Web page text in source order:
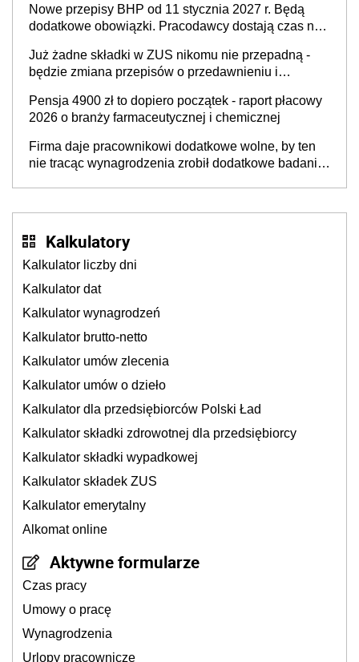
neuroatypowe. Powstanie Fundusz na rzecz
Inkluzywności w Zatrudnianiu?
Nowe przepisy BHP od 11 stycznia 2027 r. Będą
dodatkowe obowiązki. Pracodawcy dostają czas na
Już żadne składki w ZUS nikomu nie przepadną -
będzie zmiana przepisów o przedawnieniu i
Pensja 4900 zł to dopiero początek - raport płacowy
2026 o branży farmaceutycznej i chemicznej
Firma daje pracownikowi dodatkowe wolne, by ten
nie tracąc wynagrodzenia zrobił dodatkowe badania.
Kalkulatory
Kalkulator liczby dni
Kalkulator dat
Kalkulator wynagrodzeń
Kalkulator brutto-netto
Kalkulator umów zlecenia
Kalkulator umów o dzieło
Kalkulator dla przedsiębiorców Polski Ład
Kalkulator składki zdrowotnej dla przedsiębiorcy
Kalkulator składki wypadkowej
Kalkulator składek ZUS
Kalkulator emerytalny
Alkomat online
Aktywne formularze
Czas pracy
Umowy o pracę
Wynagrodzenia
Urlopy pracownicze